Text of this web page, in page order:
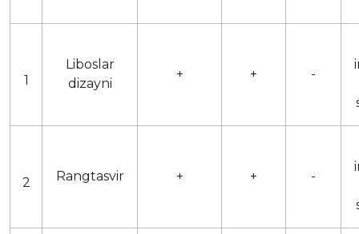
1
Liboslar
dizayni
+ + -
2 Rangtasvir + + -